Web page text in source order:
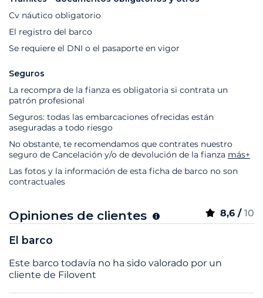
Cv náutico obligatorio
El registro del barco
Se requiere el DNI o el pasaporte en vigor
Seguros
La recompra de la fianza es obligatoria si contrata un
patrón profesional
Seguros: todas las embarcaciones ofrecidas están
aseguradas a todo riesgo
No obstante, te recomendamos que contrates nuestro
seguro de Cancelación y/o de devolución de la fianza más+
Las fotos y la información de esta ficha de barco no son
contractuales
Opiniones de clientes 8,6 / 10
El barco
Este barco todavía no ha sido valorado por un
cliente de Filovent